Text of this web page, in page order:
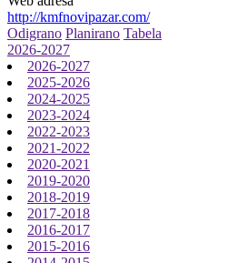
http://kmfnovipazar.com/
Odigrano Planirano Tabela
2026-2027
2026-2027
2025-2026
2024-2025
2023-2024
2022-2023
2021-2022
2020-2021
2019-2020
2018-2019
2017-2018
2016-2017
2015-2016